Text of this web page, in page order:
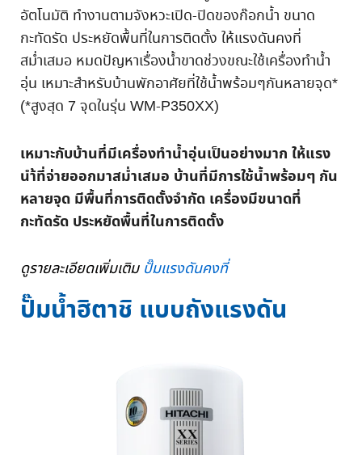
อัตโนมัติ ทำงานตามจังหวะเปิด-ปิดของก๊อกน้ำ ขนาด
กะทัดรัด ประหยัดพื้นที่ในการติดตั้ง ให้แรงดันคงที่
สม่ำเสมอ หมดปัญหาเรื่องน้ำขาดช่วงขณะใช้เครื่องทำน้ำ
อุ่น เหมาะสำหรับบ้านพักอาศัยที่ใช้น้ำพร้อมๆกันหลายจุด*
(*สูงสุด 7 จุดในรุ่น WM-P350XX)
เหมาะกับบ้านที่มีเครื่องทำน้ำอุ่นเป็นอย่างมาก ให้แรง
นำ้ที่จ่ายออกมาสม่ำเสมอ บ้านที่มีการใช้น้ำพร้อมๆ กัน
หลายจุด มีพื้นที่การติดตั้งจำกัด เครื่องมีขนาดที่
กะทัดรัด ประหยัดพื้นที่ในการติดตั้ง
ดูรายละเอียดเพิ่มเติม ปั๊มแรงดันคงที่
ปั๊มน้ำฮิตาชิ แบบถังแรงดัน